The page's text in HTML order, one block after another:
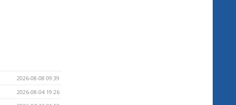
2026-08-08 09:39
2026-08-04 19:26